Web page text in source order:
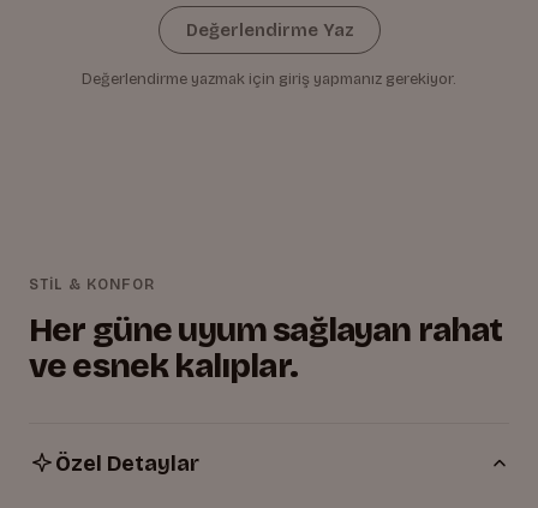
Değerlendirme Yaz
Değerlendirme yazmak için giriş yapmanız gerekiyor.
STİL & KONFOR
Her güne uyum sağlayan rahat
ve esnek kalıplar.
Özel Detaylar